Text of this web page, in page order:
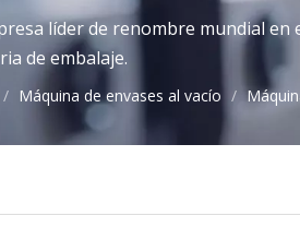
líder de renombre mundial en
de embalaje.
/ Máquina de envases al vacío /